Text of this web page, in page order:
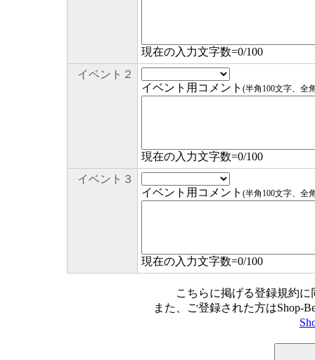
現在の入力文字数=0/100
イベント２
イベント用コメント (半角100文字、全
現在の入力文字数=0/100
イベント３
イベント用コメント (半角100文字、全
現在の入力文字数=0/100
こちらに掲げる登録規約
また、ご登録された方はShop-